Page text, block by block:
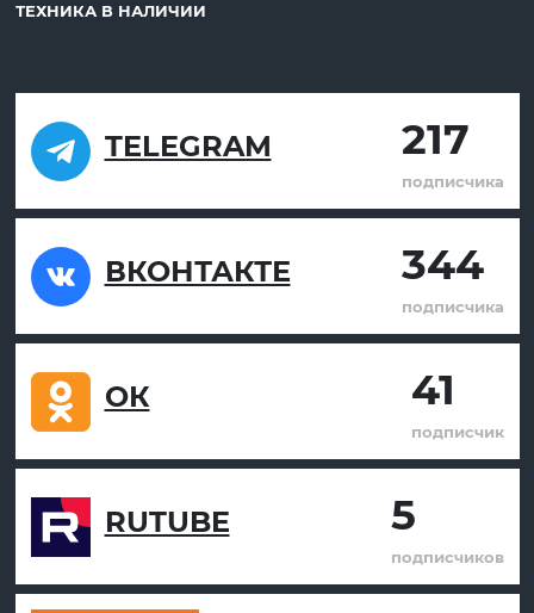
ТЕХНИКА В НАЛИЧИИ
TELEGRAM 217
подписчика
ВКОНТАКТЕ 344
подписчика
ОК 41
подписчик
RUTUBE 5
подписчиков